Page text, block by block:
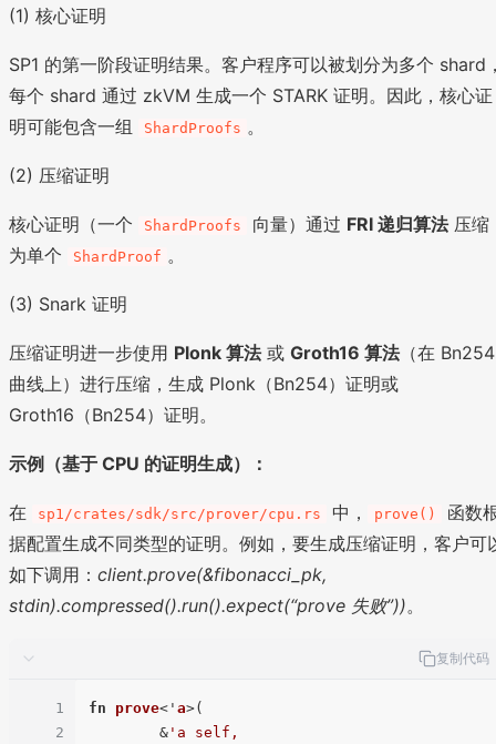
(1) 核心证明
SP1 的第一阶段证明结果。客户程序可以被划分为多个 shard
每个 shard 通过 zkVM 生成一个 STARK 证明。因此，核心证
明可能包含一组
ShardProofs 。
(2) 压缩证明
核心证明（一个 ShardProofs 向量）通过 FRI 递归算法压缩
为单个
ShardProof 。
(3) Snark 证明
压缩证明进一步使用 Plonk 算法或 Groth16 算法（在 Bn254
曲线上）进行压缩，生成 Plonk（Bn254）证明或
Groth16（Bn254）证明。
示例（基于 CPU 的证明生成）：
在 sp1/crates/sdk/src/prover/cpu.rs 中， prove()
函数
据配置生成不同类型的证明。例如，要生成压缩证明，客户可
如下调用： client.prove(&fibonacci_pk,
stdin).compressed().run().expect(“prove 失败”))。
复制代码
1
2
fn prove<' a>(
        &
'a self,